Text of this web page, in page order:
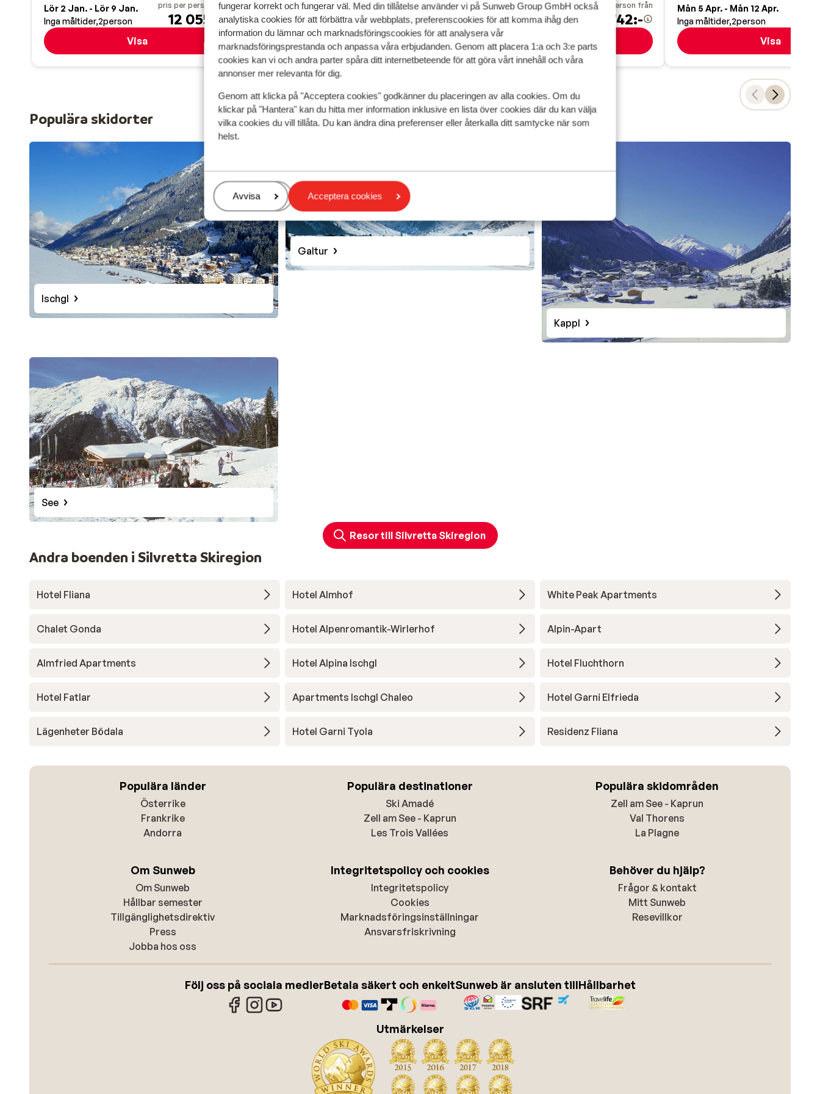
fungerar korrekt och fungerar väl. Med din tillåtelse använder vi på Sunweb Group GmbH också
analytiska cookies för att förbättra vår webbplats, preferenscookies för att komma ihåg den
information du lämnar och marknadsföringscookies för att analysera vår
marknadsföringsprestanda och anpassa våra erbjudanden. Genom att placera 1:a och 3:e parts
cookies kan vi och andra parter spåra ditt internetbeteende för att göra vårt innehåll och våra
annonser mer relevanta för dig.
Genom att klicka på "Acceptera cookies" godkänner du placeringen av alla cookies. Om du
klickar på "Hantera" kan du hitta mer information inklusive en lista över cookies där du kan välja
vilka cookies du vill tillåta. Du kan ändra dina preferenser eller återkalla ditt samtycke när som
helst.
Hantera
Avvisa Acceptera cookies
Lör 2 Jan. - Lör 9 Jan.
Inga måltider 2person
pris per person från
12 055:-
Visa
Sön 18 Apr. - Sön 25 Apr.
Inga måltider 2person
pris per person från
5 465:-
Visa
Sön 6 Dec. - Sön 13 Dec.
Halvpension 2person
pris per person från
12 742:-
Visa
Mån 5 Apr. - Mån 12 Apr.
Inga måltider 2person
Visa
Populära skidorter
Ischgl
Galtur
Kappl
See
Resor till Silvretta Skiregion
Andra boenden i Silvretta Skiregion
Hotel Fliana Hotel Almhof White Peak Apartments
Chalet Gonda Hotel Alpenromantik-Wirlerhof Alpin-Apart
Almfried Apartments Hotel Alpina Ischgl Hotel Fluchthorn
Hotel Fatlar Apartments Ischgl Chaleo Hotel Garni Elfrieda
Lägenheter Bödala Hotel Garni Tyola Residenz Fliana
Populära länder
Österrike
Frankrike
Andorra
Populära destinationer
Ski Amadé
Zell am See - Kaprun
Les Trois Vallées
Populära skidområden
Zell am See - Kaprun
Val Thorens
La Plagne
Om Sunweb
Om Sunweb
Hållbar semester
Tillgänglighetsdirektiv
Press
Jobba hos oss
Integritetspolicy och cookies
Integritetspolicy
Cookies
Marknadsföringsinställningar
Ansvarsfriskrivning
Behöver du hjälp?
Frågor & kontakt
Mitt Sunweb
Resevillkor
Följ oss på sociala medierBetala säkert och enkeltSunweb är ansluten tillHållbarhet
Utmärkelser